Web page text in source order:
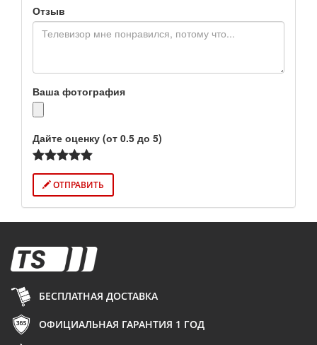
Отзыв
Ваша фотография
Дайте оценку (от 0.5 до 5)
ОТПРАВИТЬ
БЕСПЛАТНАЯ ДОСТАВКА
ОФИЦИАЛЬНАЯ ГАРАНТИЯ 1 ГОД